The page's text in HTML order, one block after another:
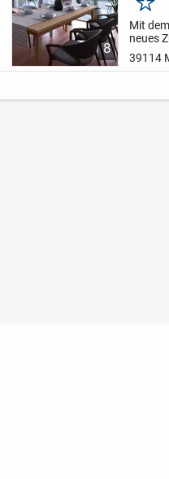
8
Mit
neues
39114